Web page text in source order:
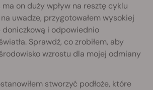
on duży wpływ na resztę cyklu
uwadze, przygotowałem wysokiej
doniczkową i odpowiednio
Sprawdź, co zrobiłem, aby
wzrostu dla mojej odmiany
stworzyć podłoże, które